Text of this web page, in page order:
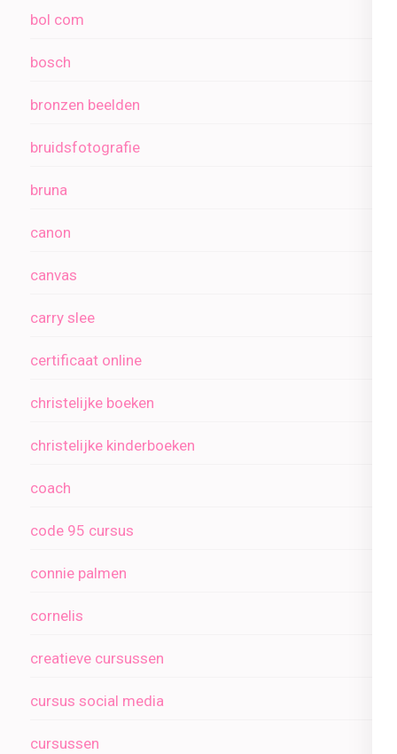
bol com
bosch
bronzen beelden
bruidsfotografie
bruna
canon
canvas
carry slee
certificaat online
christelijke boeken
christelijke kinderboeken
coach
code 95 cursus
connie palmen
cornelis
creatieve cursussen
cursus social media
cursussen